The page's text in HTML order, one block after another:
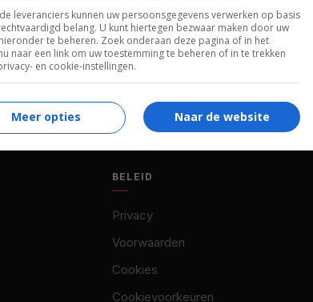
BELEID
Privacy
Voorwaarden
Cookies
Cookievoorkeuren
leveranciers kunnen uw persoonsgegevens verwerken op basis
belang. U kunt hiertegen bezwaar maken door uw
te beheren. Zoek onderaan deze pagina of in het
naar een link om uw toestemming te beheren of in te trekken
en cookie-instellingen.
Naar de website
Meer opties